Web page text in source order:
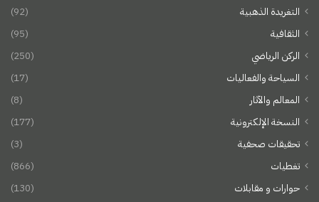
التغريدة الذهبية
(92)
الثقافية
(95)
الركن الرياضي
(250)
السياحة والفعاليات
(17)
المعالم والآثار
(8)
النسخة الإلكترونية
(177)
تحقيقات صحفية
(3)
تغطيات
(866)
حوارات و مقابلات
(130)